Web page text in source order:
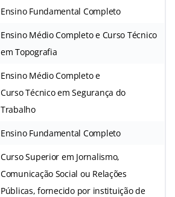
Ensino Fundamental Completo
Ensino Médio Completo e Curso Técnico
em Topografia
Ensino Médio Completo e
Curso Técnico em Segurança do
Trabalho
Ensino Fundamental Completo
Curso Superior em Jornalismo,
Comunicação Social ou Relações
Públicas, fornecido por instituição de